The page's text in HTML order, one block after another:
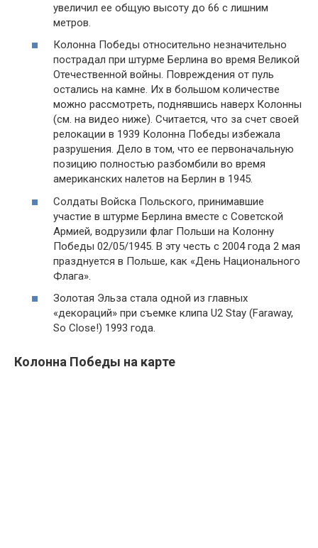
увеличил ее общую высоту до 66 с лишним
метров.
Колонна Победы относительно незначительно
пострадал при штурме Берлина во время Великой
Отечественной войны. Повреждения от пуль
остались на камне. Их в большом количестве
можно рассмотреть, поднявшись наверх Колонны
(см. на видео ниже). Считается, что за счет своей
релокации в 1939 Колонна Победы избежала
разрушения. Дело в том, что ее первоначальную
позицию полностью разбомбили во время
американских налетов на Берлин в 1945.
Солдаты Войска Польского, принимавшие
участие в штурме Берлина вместе с Советской
Армией, водрузили флаг Польши на Колонну
Победы 02/05/1945. В эту честь с 2004 года 2 мая
празднуется в Польше, как «День Национального
Флага».
Золотая Эльза стала одной из главных
«декораций» при съемке клипа U2 Stay (Faraway,
So Close!) 1993 года.
Колонна Победы на карте